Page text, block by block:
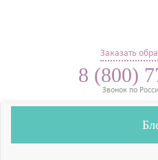
Заказать
8 (800)
Звонок по